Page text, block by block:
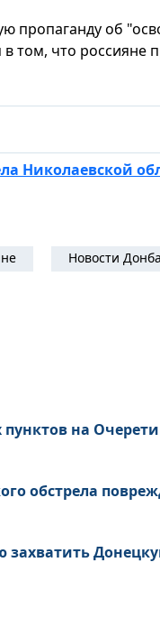
пропаганду об
в том, что
Николаевской
Новости
на
обстрела